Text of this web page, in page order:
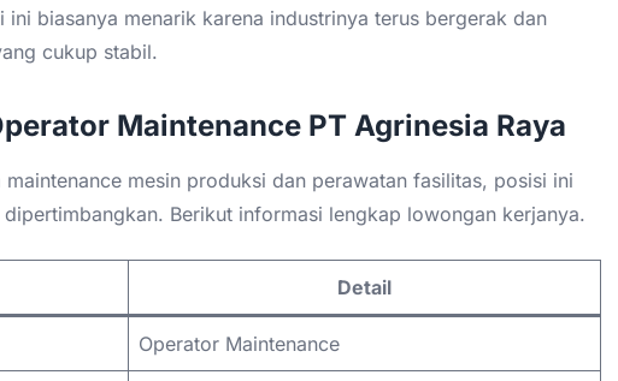
ini biasanya menarik karena industrinya terus bergerak dan
cukup stabil.
Maintenance PT Agrinesia Raya
mesin produksi dan perawatan fasilitas, posisi ini
Berikut informasi lengkap lowongan kerjanya.
Detail
Operator Maintenance